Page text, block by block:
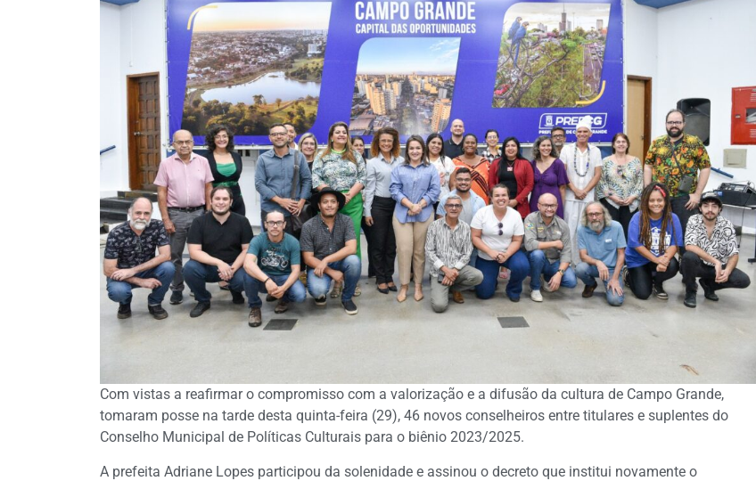
Com vistas a reafirmar o compromisso com a valorização e a difusão da cultura de Campo Grande,
tomaram posse na tarde desta quinta-feira (29), 46 novos conselheiros entre titulares e suplentes do
Conselho Municipal de Políticas Culturais para o biênio 2023/2025.
A prefeita Adriane Lopes participou da solenidade e assinou o decreto que institui novamente o